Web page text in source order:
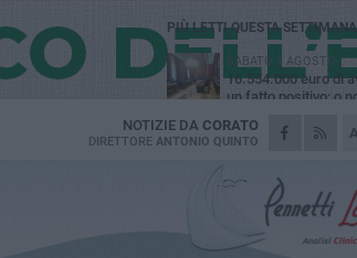
NOTIZIE DA CORATO
DIRETTORE ANTONIO QUINTO
PIÙ LETTI QUESTA SETTIMANA
SABATO 1 AGOSTO
16.554.000 euro di
un fatto positivo: o
MERCOLEDÌ 5 AGOSTO
Chiuso
SABATO 1 AGOSTO
Centro storico,
risponde agli
GIOVEDÌ 6 AGOSTO